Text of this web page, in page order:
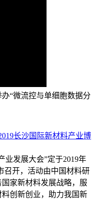
“微流控与单细胞数据分
长沙国际新材料产业博
业发展大会”定于2019年
召开，活动由中国材料研
家新材料发展战略，服
创新创业，助力我国新